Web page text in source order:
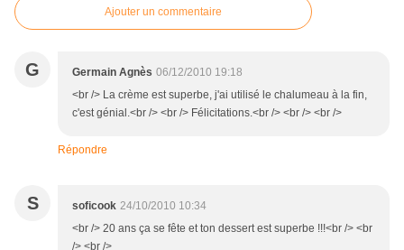
Ajouter un commentaire
G Germain Agnès 06/12/2010 19:18
<br /> La crème est superbe, j'ai utilisé le chalumeau à la fin,
c'est génial.<br /> <br /> Félicitations.<br /> <br /> <br />
Répondre
S soficook 24/10/2010 10:34
<br /> 20 ans ça se fête et ton dessert est superbe !!!<br /> <br
/> <br />